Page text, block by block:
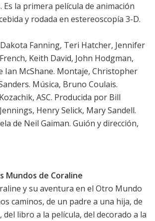
Es la primera película de animación
y rodada en estereoscopía 3-D.
Fanning, Teri Hatcher, Jennifer
Keith David, John Hodgman,
Ian McShane. Montaje, Christopher
Música, Bruno Coulais.
ASC. Producida por Bill
Henry Selick, Mary Sandell.
de Neil Gaiman. Guión y dirección,
Mundos de Coraline
y su aventura en el Otro Mundo
caminos, de un padre a una hija, de
del libro a la película, del decorado a la